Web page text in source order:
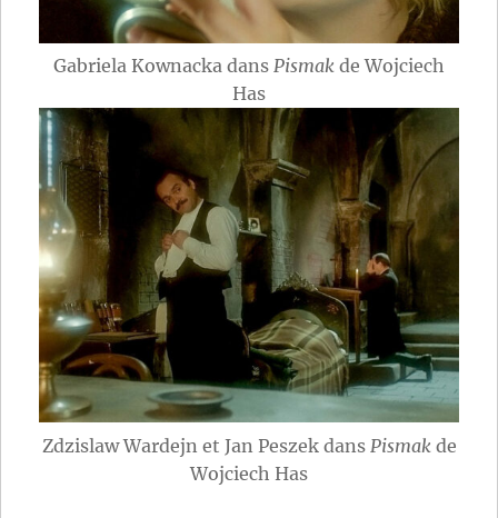
Gabriela Kownacka dans Pismak de Wojciech
Has
Zdzislaw Wardejn et Jan Peszek dans Pismak de
Wojciech Has